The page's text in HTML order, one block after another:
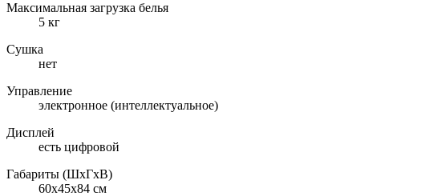
Максимальная загрузка белья
5 кг
Сушка
нет
Управление
электронное (интеллектуальное)
Дисплей
есть цифровой
Габариты (ШxГxВ)
60x45x84 см